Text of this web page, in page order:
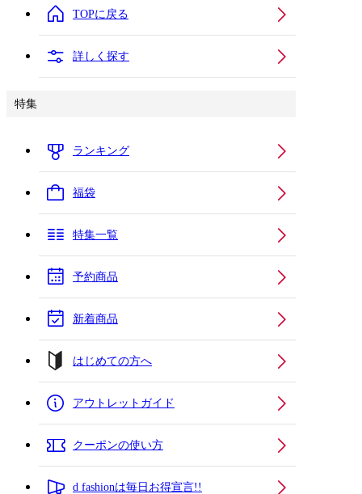
TOPに戻る
詳しく探す
特集
ランキング
福袋
特集一覧
予約商品
新着商品
はじめての方へ
アウトレットガイド
クーポンの使い方
d fashionは毎日お得宣言!!